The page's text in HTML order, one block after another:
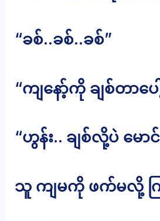
“ခစ်..ခစ်..ခစ်”
“ကျနော့်ကို ချစ်တာပေ
“ဟွန်း.. ချစ်လို့ပဲ မော
သူ ကျမကို ဖက်မလို့